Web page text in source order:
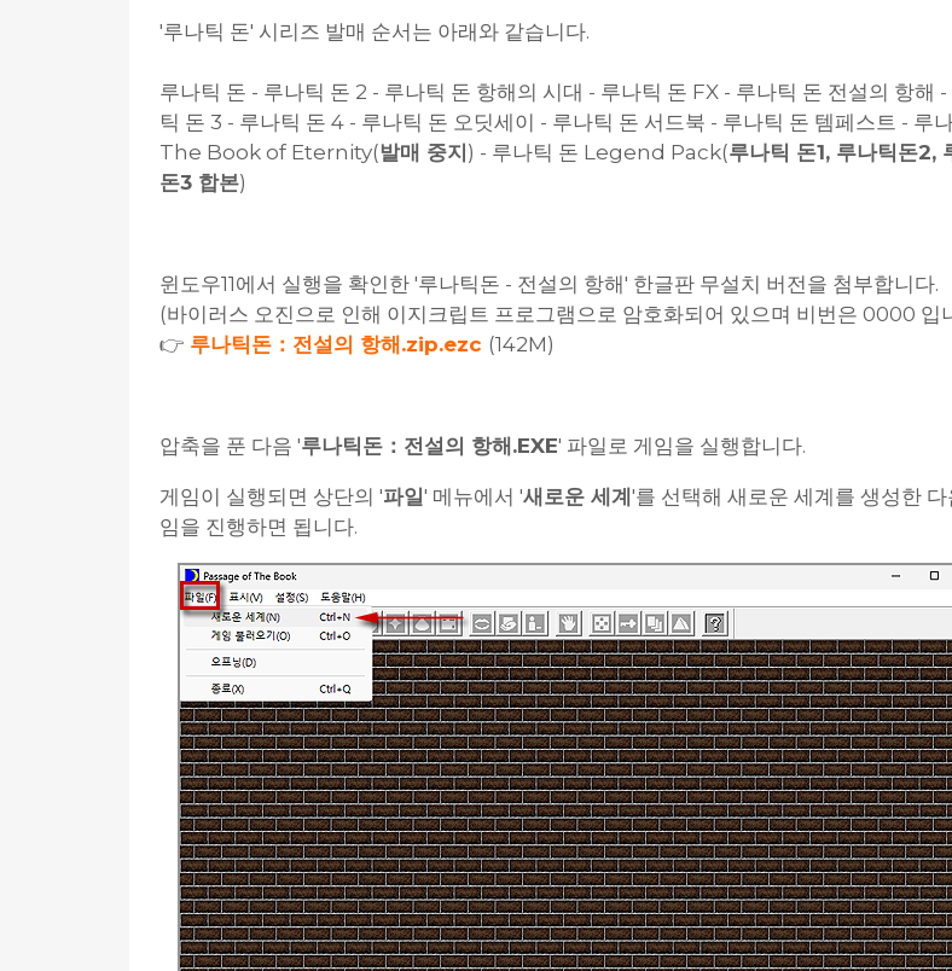
'루나틱 돈' 시리즈 발매 순서는 아래와 같습니다.
루나틱 돈 - 루나틱 돈 2 - 루나틱 돈 항해의 시대 - 루나틱 돈 FX - 루나틱 돈 전설의 항해 -
틱 돈 3 - 루나틱 돈 4 - 루나틱 돈 오딧세이 - 루나틱 돈 서드북 - 루나틱 돈 템페스트 - 루
The Book of Eternity(발매 중지 ) - 루나틱 돈 Legend Pack(루나틱 돈1, 루나틱돈2,
돈3 합본)
윈도우11에서 실행을 확인한 '루나틱돈 - 전설의 항해' 한글판 무설치 버전을 첨부합니다.
(바이러스 오진으로 인해 이지크립트 프로그램으로 암호화되어 있으며 비번은 0000 입
👉 루나틱돈：전설의 항해.zip.ezc (142M)
압축을 푼 다음 '루나틱돈：전설의 항해.EXE' 파일로 게임을 실행합니다.
게임이 실행되면 상단의 '파일' 메뉴에서 '새로운 세계 '를 선택해 새로운 세계를 생성한 다
임을 진행하면 됩니다.